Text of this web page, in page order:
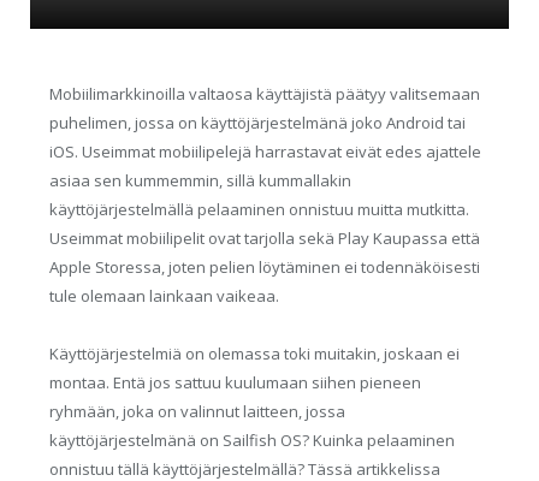
Mobiilimarkkinoilla valtaosa käyttäjistä päätyy valitsemaan
puhelimen, jossa on käyttöjärjestelmänä joko Android tai
iOS. Useimmat mobiilipelejä harrastavat eivät edes ajattele
asiaa sen kummemmin, sillä kummallakin
käyttöjärjestelmällä pelaaminen onnistuu muitta mutkitta.
Useimmat mobiilipelit ovat tarjolla sekä Play Kaupassa että
Apple Storessa, joten pelien löytäminen ei todennäköisesti
tule olemaan lainkaan vaikeaa.
Käyttöjärjestelmiä on olemassa toki muitakin, joskaan ei
montaa. Entä jos sattuu kuulumaan siihen pieneen
ryhmään, joka on valinnut laitteen, jossa
käyttöjärjestelmänä on Sailfish OS? Kuinka pelaaminen
onnistuu tällä käyttöjärjestelmällä? Tässä artikkelissa